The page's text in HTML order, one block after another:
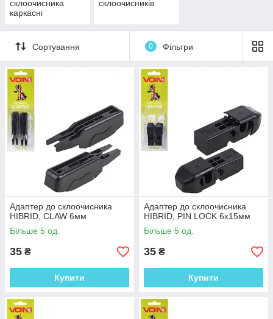
склоочисника
каркасні
склоочисників
Сортування 0 Фільтри
Адаптер до склоочисника
HIBRID, CLAW 6мм
Більше 5 од.
35 ₴
Купити
Адаптер до склоочисника
HIBRID, PIN LOCK 6x15мм
Більше 5 од.
35 ₴
Купити